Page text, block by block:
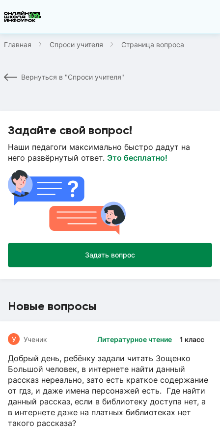
Главная Спроси учителя Страница вопроса
Вернуться в "Спроси учителя"
Задайте свой вопрос!
Наши педагоги максимально быстро дадут на
него развёрнутый ответ. Это бесплатно!
Задать вопрос
Новые вопросы
Литературное чтение 1 класс
У Ученик
Добрый день, ребёнку задали читать Зощенко
Большой человек, в интернете найти данный
рассказ нереально, зато есть краткое содержание
от гдз, и даже имена персонажей есть. Где найти
данный рассказ, если в библиотеку доступа нет, а
в интернете даже на платных библиотеках нет
такого рассказа?